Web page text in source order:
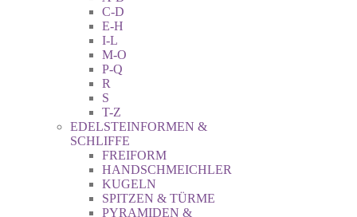
C-D
E-H
I-L
M-O
P-Q
R
S
T-Z
EDELSTEINFORMEN &
SCHLIFFE
FREIFORM
HANDSCHMEICHLER
KUGELN
SPITZEN & TÜRME
PYRAMIDEN &